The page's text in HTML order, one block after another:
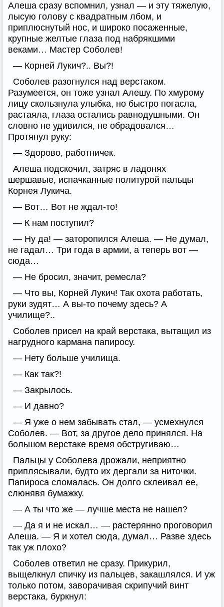
Алеша сразу вспомнил, узнал — и эту тяжелую,
лысую голову с квадратным лбом, и
приплюснутый нос, и широко посаженные,
крупные желтые глаза под набрякшими
веками… Мастер Соболев!
— Корней Лукич?.. Вы?!
Соболев разогнулся над верстаком.
Разумеется, он тоже узнал Алешу. По хмурому
лицу скользнула улыбка, но быстро погасла,
растаяла, глаза остались равнодушными. Он
словно не удивился, не обрадовался…
Протянул руку:
— Здорово, работничек.
Алеша подскочил, затряс в ладонях
шершавые, испачканные политурой пальцы
Корнея Лукича.
— Вот… Вот не ждал-то!
— К нам поступил?
— Ну да! — заторопился Алеша. — Не думал,
не гадал… Три года в армии, а теперь вот —
сюда…
— Не бросил, значит, ремесла?
— Что вы, Корней Лукич! Так охота работать,
руки зудят… А вы-то почему здесь? А
училище?..
Соболев присел на край верстака, вытащил из
нагрудного кармана папиросу.
— Нету больше училища.
— Как так?!
— Закрылось.
— И давно?
— Я уже о нем забывать стал, — усмехнулся
Соболев. — Вот, за другое дело принялся. На
большом верстаке время обстругиваю…
Пальцы у Соболева дрожали, неприятно
приплясывали, будто их дергали за ниточки.
Папироса сломалась. Он долго склеивал ее,
слюнявя бумажку.
— А ты что же — лучше места не нашел?
— Да я и не искал… — растерянно проговорил
Алеша. — Я и хотел сюда, думал… Разве здесь
так уж плохо?
Соболев ответил не сразу. Прикурил,
выщелкнул спичку из пальцев, закашлялся. И уж
только потом, заворачивая скрипучий винт
верстака, буркнул: